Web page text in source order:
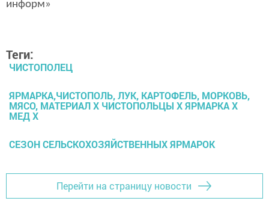
информ»
Теги:
ЧИСТОПОЛЕЦ
ЯРМАРКА,ЧИСТОПОЛЬ, ЛУК, КАРТОФЕЛЬ, МОРКОВЬ,
МЯСО, МАТЕРИАЛ X ЧИСТОПОЛЬЦЫ X ЯРМАРКА X
МЕД X
СЕЗОН СЕЛЬСКОХОЗЯЙСТВЕННЫХ ЯРМАРОК
Перейти на страницу новости